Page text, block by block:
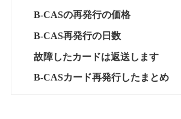
B-CASの再発行の価格
B-CAS再発行の日数
故障したカードは返送します
B-CASカード再発行したまとめ